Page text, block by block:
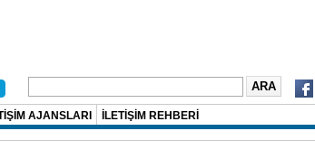
AJANSLARI İLETİŞİM REHBERİ